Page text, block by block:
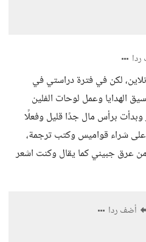
لكن في فترة دراستي في
الهدايا وعمل لوحات الفلين
برأس مال جدًا قليل وفعلًا
على شراء قواميس وكتب ترجمة،
عرق جبيني كما يقال وكنت اشعر
أضف ردا